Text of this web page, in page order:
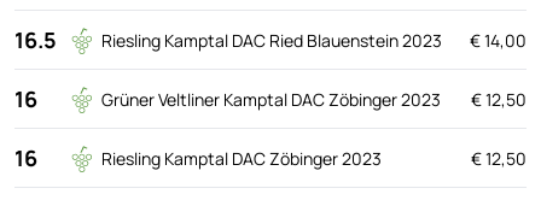
16.5 Riesling Kamptal DAC Ried Blauenstein 2023 € 14,00
16 Grüner Veltliner Kamptal DAC Zöbinger 2023 € 12,50
16 Riesling Kamptal DAC Zöbinger 2023 € 12,50